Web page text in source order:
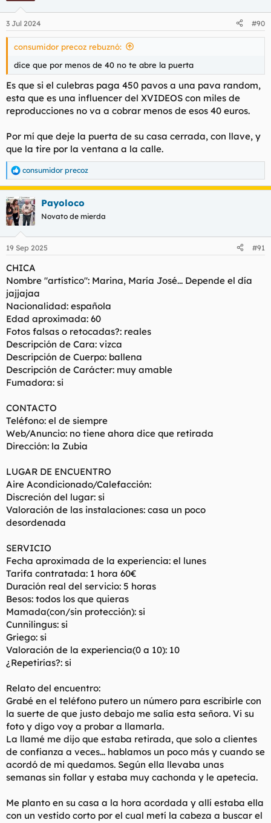
e
s
3 Jul 2024 #90
consumidor precoz rebuznó:
dice que por menos de 40 no te abre la puerta
Es que si el culebras paga 450 pavos a una pava random,
esta que es una influencer del XVIDEOS con miles de
reproducciones no va a cobrar menos de esos 40 euros.
Por mí que deje la puerta de su casa cerrada, con llave, y
que la tire por la ventana a la calle.
R
e
c
c
i
e
:
consumidor precoz
Payoloco
Novato de mierda
19 Sep 2025 #91
CHICA
Nombre "artístico": Marina, María José... Depende el día
jajjajaa
Nacionalidad: española
Edad aproximada: 60
Fotos falsas o retocadas?: reales
Descripción de Cara: vizca
Descripción de Cuerpo: ballena
Descripción de Carácter: muy amable
Fumadora: si
CONTACTO
Teléfono: el de siempre
Web/Anuncio: no tiene ahora dice que retirada
Dirección: la Zubia
LUGAR DE ENCUENTRO
Aire Acondicionado/Calefacción:
Discreción del lugar: si
Valoración de las instalaciones: casa un poco
desordenada
SERVICIO
Fecha aproximada de la experiencia: el lunes
Tarifa contratada: 1 hora 60€
Duración real del servicio: 5 horas
Besos: todos los que quieras
Mamada(con/sin protección): si
Cunnilingus: si
Griego: si
Valoración de la experiencia(0 a 10): 10
¿Repetirías?: si
Relato del encuentro:
Grabé en el teléfono putero un número para escribirle con
la suerte de que justo debajo me salía esta señora. Vi su
foto y digo voy a probar a llamarla.
La llamé me dijo que estaba retirada, que solo a clientes
de confianza a veces... hablamos un poco más y cuando se
acordó de mi quedamos. Según ella llevaba unas
semanas sin follar y estaba muy cachonda y le apetecía.
Me planto en su casa a la hora acordada y allí estaba ella
con un vestido corto por el cual metí la cabeza a buscar el